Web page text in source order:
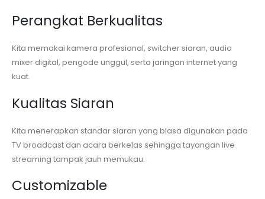
Perangkat Berkualitas
Kita memakai kamera profesional, switcher siaran, audio
mixer digital, pengode unggul, serta jaringan internet yang
kuat.
Kualitas Siaran
Kita menerapkan standar siaran yang biasa digunakan pada
TV broadcast dan acara berkelas sehingga tayangan live
streaming tampak jauh memukau.
Customizable